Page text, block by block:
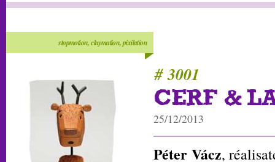
stopmotion, claymation, pixilation
# 3001
CERF &
25/12/2013
Péter Vácz,